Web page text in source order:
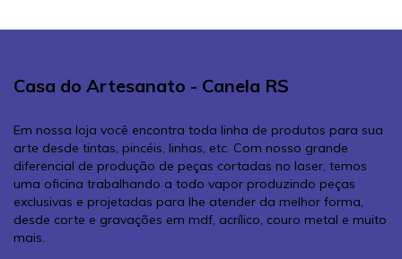
Casa do Artesanato - Canela RS
Em nossa loja você encontra toda linha de produtos para sua
arte desde tintas, pincéis, linhas, etc. Com nosso grande
diferencial de produção de peças cortadas no laser, temos
uma oficina trabalhando a todo vapor produzindo peças
exclusivas e projetadas para lhe atender da melhor forma,
desde corte e gravações em mdf, acrílico, couro metal e muito
mais.